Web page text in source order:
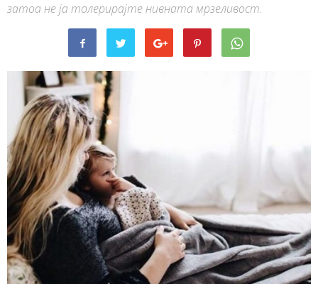
затоа не ја толерирајте нивната мрзеливост.